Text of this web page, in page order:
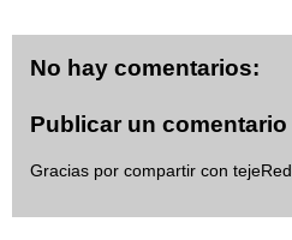
No hay comentarios:
Publicar un comentario
Gracias por compartir con